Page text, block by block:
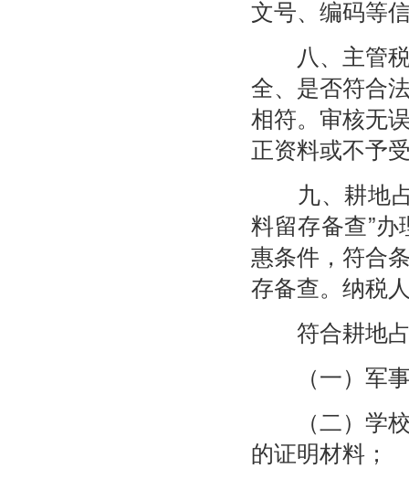
文号、编码等
八、主管税
全、是否符合
相符。审核无
正资料或不予
九、耕地占
料留存备查”
惠条件，符合
存备查。纳税
符合耕地占
（一）军事
（二）学校
的证明材料；